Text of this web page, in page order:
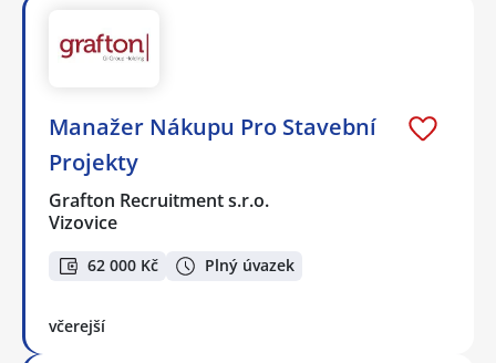
Manažer Nákupu Pro Stavební
Projekty
Grafton Recruitment s.r.o.
Vizovice
62 000 Kč Plný úvazek
včerejší